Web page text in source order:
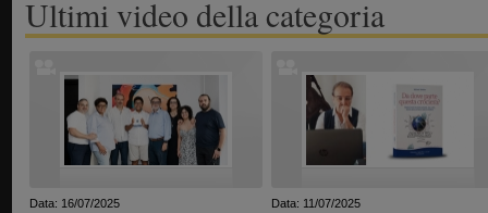
Ultimi video della categoria
Data: 16/07/2025
Data: 11/07/2025